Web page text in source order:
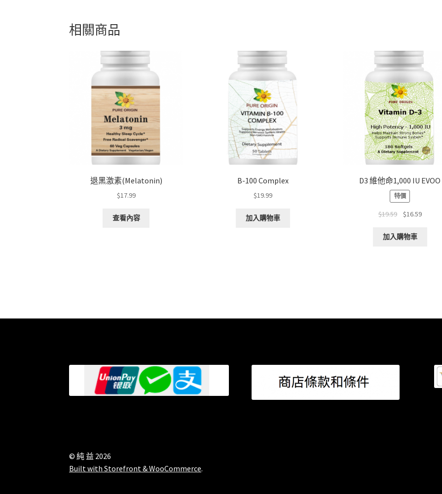
相關商品
退黑激素(Melatonin)
$17.99
查看內容
B-100 Complex
$19.99
加入購物車
D3 維他命1,000 IU EVOO
特價
$19.59
原
價
$16.59目
加入購物車
© 純 益 2026
Built with Storefront & WooCommerce.